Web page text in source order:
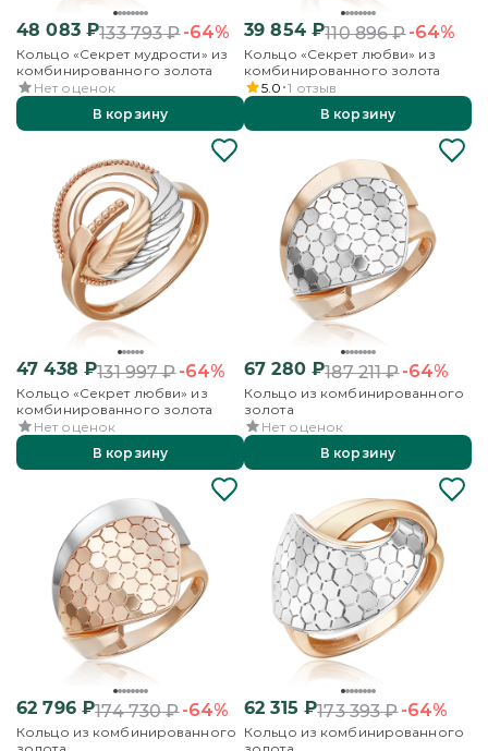
48 083₽133 793₽-64%
Кольцо «Секрет мудрости» из
комбинированного золота
Нет оценок
В корзину
39 854₽110 896₽-64%
Кольцо «Секрет любви» из
комбинированного золота
5.0 1 отзыв
В корзину
47 438 ₽131 997₽-64%
Кольцо «Секрет любви» из
комбинированного золота
Нет оценок
В корзину
67 280₽187 211₽-64%
Кольцо из комбинированного
золота
Нет оценок
В корзину
62 796₽174 730₽-64%
Кольцо из комбинированного
62 315 ₽173 393₽-64%
Кольцо из комбинированного